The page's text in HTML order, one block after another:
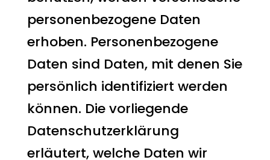
personenbezogene Daten
erhoben. Personenbezogene
Daten sind Daten, mit denen Sie
persönlich identifiziert werden
können. Die vorliegende
Datenschutzerklärung
erläutert, welche Daten wir